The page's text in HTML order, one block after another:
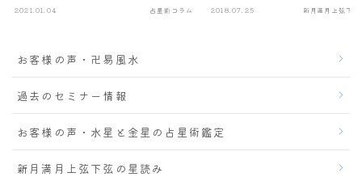
2021.01.04 占星術コラム 2018.07.25 新月満月上弦下
お客様の声・卍易風水
過去のセミナー情報
お客様の声・水星と金星の占星術鑑定
新月満月上弦下弦の星読み